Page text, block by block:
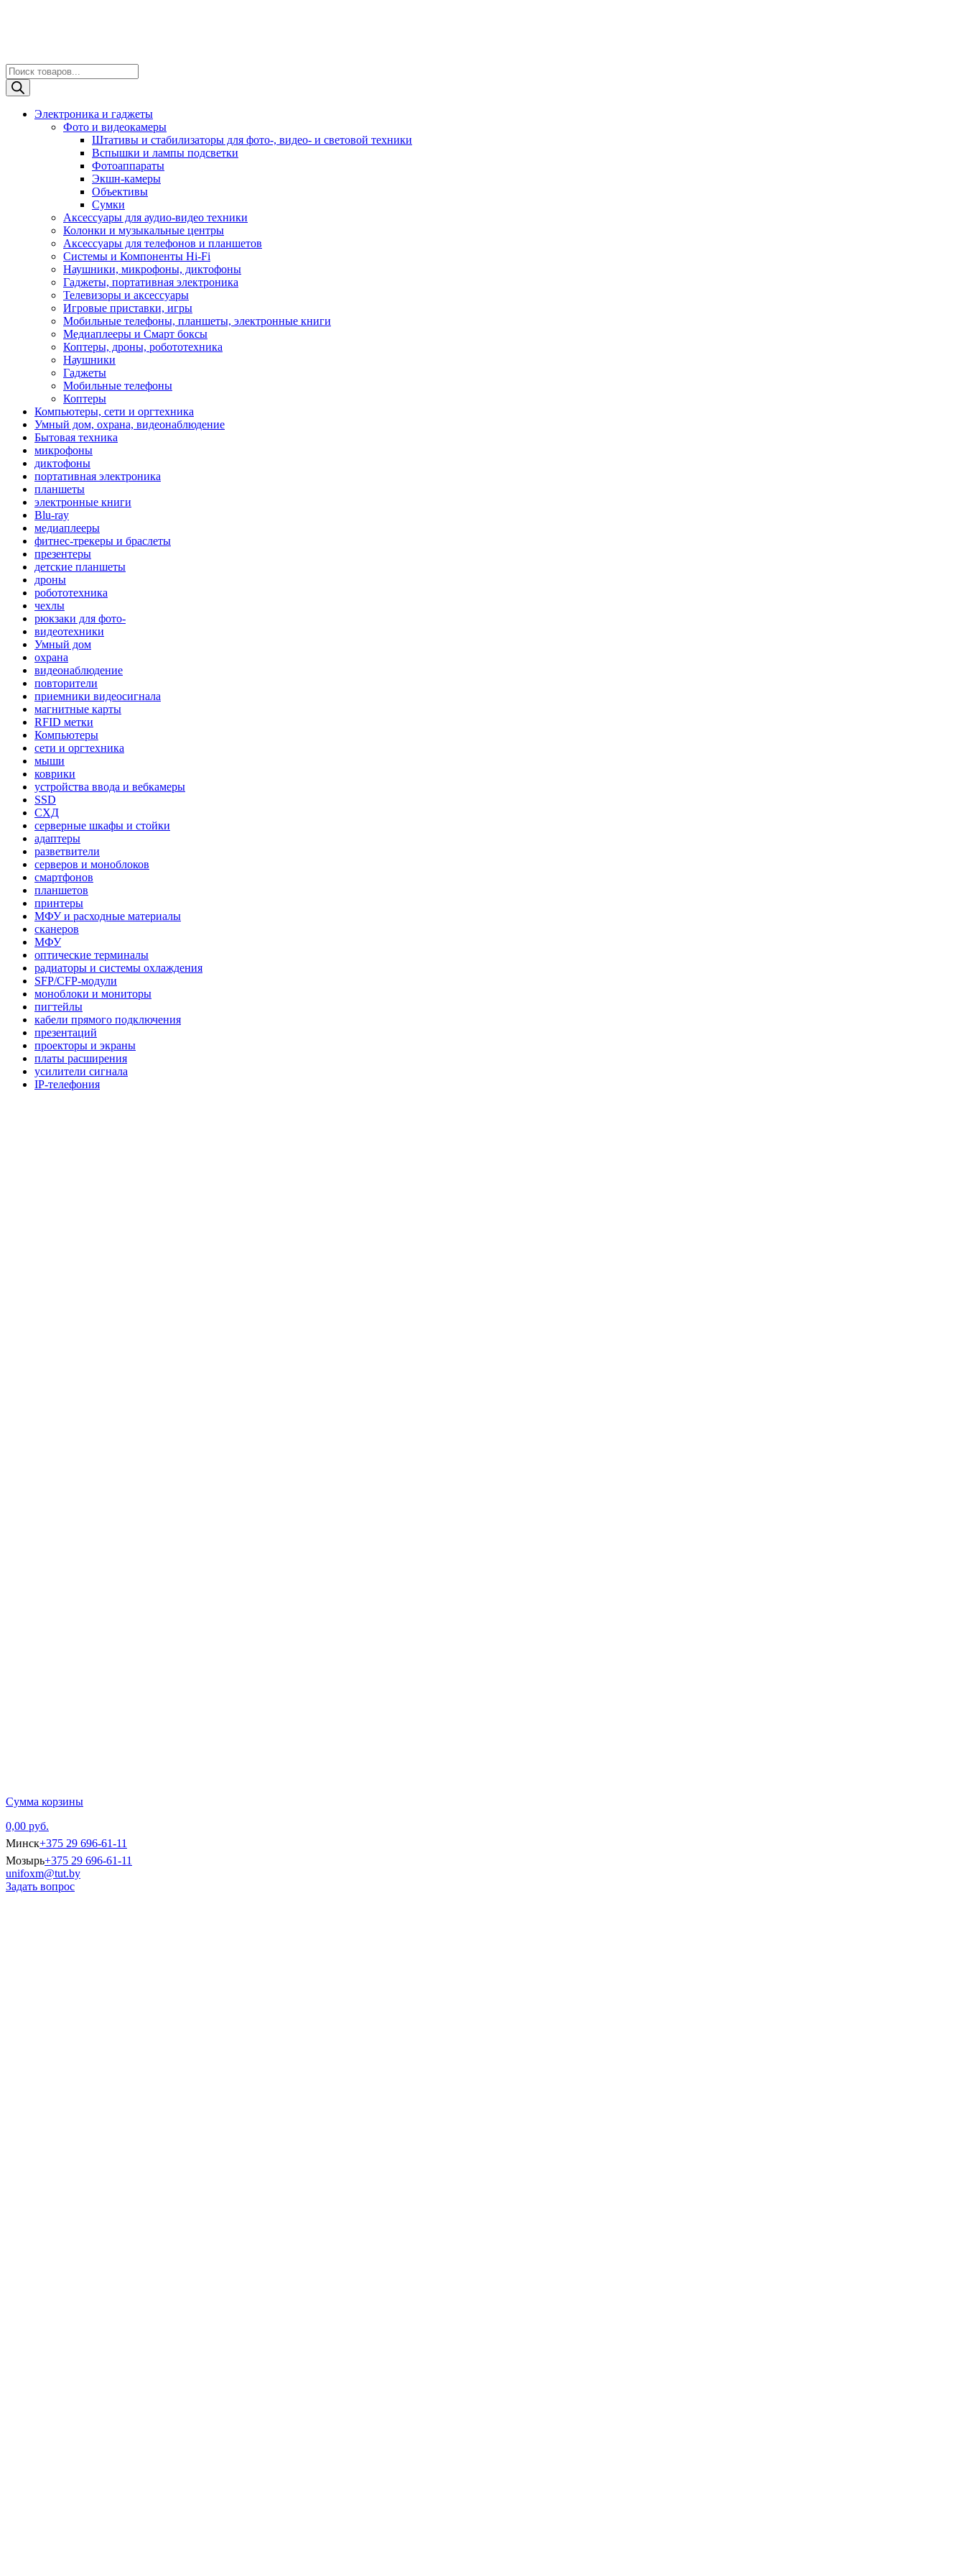
Поиск
товаров
Электроника и гаджеты
Фото и видеокамеры
Штативы и стабилизаторы для фото-, видео- и световой техники
Вспышки и лампы подсветки
Фотоаппараты
Экшн-камеры
Объективы
Сумки
Аксессуары для аудио-видео техники
Колонки и музыкальные центры
Аксессуары для телефонов и планшетов
Системы и Компоненты Hi-Fi
Наушники, микрофоны, диктофоны
Гаджеты, портативная электроника
Телевизоры и аксессуары
Игровые приставки, игры
Мобильные телефоны, планшеты, электронные книги
Медиаплееры и Смарт боксы
Коптеры, дроны, робототехника
Наушники
Гаджеты
Мобильные телефоны
Коптеры
Компьютеры, сети и оргтехника
Умный дом, охрана, видеонаблюдение
Бытовая техника
микрофоны
диктофоны
портативная электроника
планшеты
электронные книги
Blu-ray
медиаплееры
фитнес-трекеры и браслеты
презентеры
детские планшеты
дроны
робототехника
чехлы
рюкзаки для фото-
видеотехники
Умный дом
охрана
видеонаблюдение
повторители
приемники видеосигнала
магнитные карты
RFID метки
Компьютеры
сети и оргтехника
мыши
коврики
устройства ввода и вебкамеры
SSD
СХД
серверные шкафы и стойки
адаптеры
разветвители
серверов и моноблоков
смартфонов
планшетов
принтеры
МФУ и расходные материалы
сканеров
МФУ
оптические терминалы
радиаторы и системы охлаждения
SFP/CFP-модули
моноблоки и мониторы
пигтейлы
кабели прямого подключения
презентаций
проекторы и экраны
платы расширения
усилители сигнала
IP-телефония
Сумма корзины
0,00 руб.
Минск+375 29 696-61-11
Мозырь+375 29 696-61-11
unifoxm@tut.by
Задать вопрос